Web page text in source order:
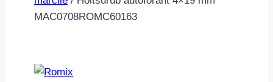
MAC0708ROMC60163